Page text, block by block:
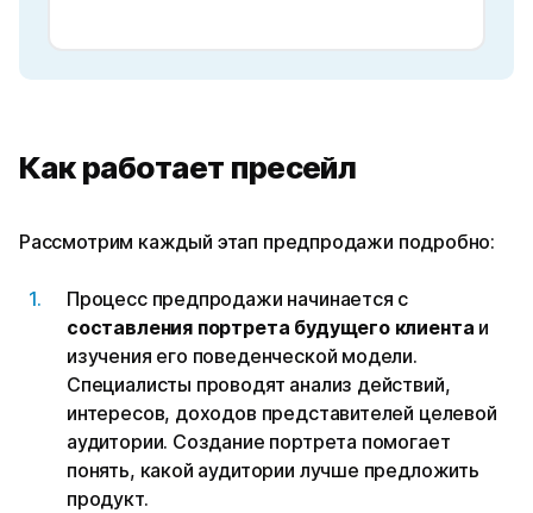
Как работает пресейл
Рассмотрим каждый этап предпродажи подробно:
Процесс предпродажи начинается с
составления портрета будущего клиента и
изучения его поведенческой модели.
Специалисты проводят анализ действий,
интересов, доходов представителей целевой
аудитории. Создание портрета помогает
понять, какой аудитории лучше предложить
продукт.